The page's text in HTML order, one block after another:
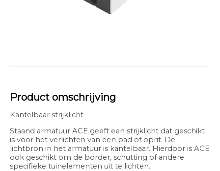
Product omschrijving
Kantelbaar strijklicht
Staand armatuur ACE geeft een strijklicht dat geschikt
is voor het verlichten van een pad of oprit. De
lichtbron in het armatuur is kantelbaar. Hierdoor is ACE
ook geschikt om de border, schutting of andere
specifieke tuinelementen uit te lichten.